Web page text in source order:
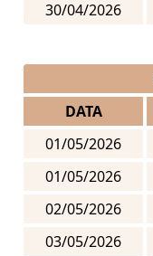
30/04/2026
DATA
01/05/2026
01/05/2026
02/05/2026
03/05/2026